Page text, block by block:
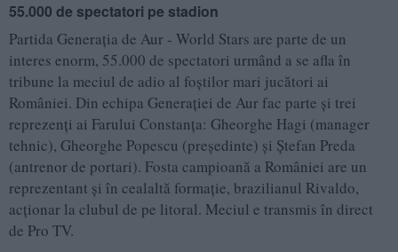
55.000 de spectatori pe stadion
Partida Generația de Aur - World Stars are parte de un
interes enorm, 55.000 de spectatori urmând a se afla în
tribune la meciul de adio al foștilor mari jucători ai
României. Din echipa Generației de Aur fac parte și trei
reprezenți ai Farului Constanța: Gheorghe Hagi (manager
tehnic), Gheorghe Popescu (președinte) și Ștefan Preda
(antrenor de portari). Fosta campioană a României are un
reprezentant și în cealaltă formație, brazilianul Rivaldo,
acționar la clubul de pe litoral. Meciul e transmis în direct
de Pro TV.